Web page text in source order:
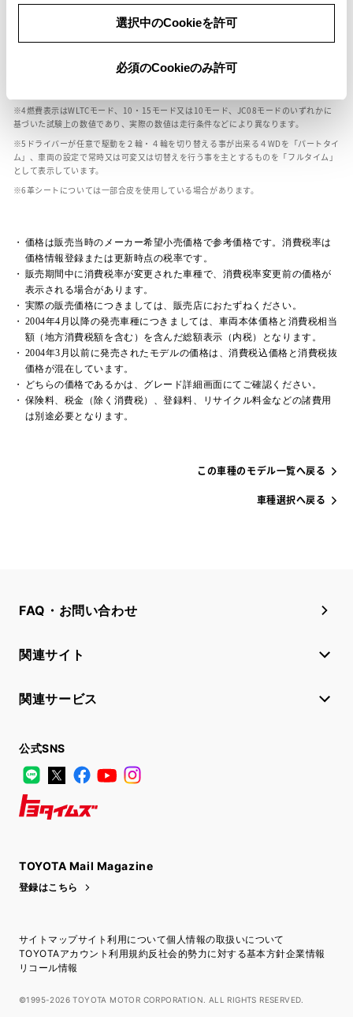
選択中のCookieを許可
必須のCookieのみ許可
ールベースが左右で数値が異なる場合がございます。
エンジン仕様により、×2の表記がしてある場合がございます。（ロータリーエンジ
車の種類、仕様により燃料タンクが二つある場合と異なる燃料タンクが二つある場
燃費表示はWLTCモード、10・15モード又は10モード、JC08モードのいずれかに
基づいた試験上の数値であり、実際の数値は走行条件などにより異なります。
ドライバーが任意で駆動を２輪・４輪を切り替える事が出来る４WDを「パートタイ
ム」、車両の設定で常時又は可変又は切替えを行う事を主とするものを「フルタイム」
として表示しています。
革シートについては一部合皮を使用している場合があります。
価格は販売当時のメーカー希望小売価格で参考価格です。消費税率は
価格情報登録または更新時点の税率です。
販売期間中に消費税率が変更された車種で、消費税率変更前の価格が
表示される場合があります。
実際の販売価格につきましては、販売店におたずねください。
2004年4月以降の発売車種につきましては、車両本体価格と消費税相当
額（地方消費税額を含む）を含んだ総額表示（内税）となります。
2004年3月以前に発売されたモデルの価格は、消費税込価格と消費税抜
価格が混在しています。
どちらの価格であるかは、グレード詳細画面にてご確認ください。
保険料、税金（除く消費税）、登録料、リサイクル料金などの諸費用
は別途必要となります。
この車種のモデル一覧へ戻る
車種選択へ戻る
FAQ・お問い合わせ
関連サイト
関連サービス
公式SNS
LINE
X FacebookYouTube
TOYOTA Mail Magazine
登録はこちら
サイトマップサイト利用について個人情報の取扱いについて
TOYOTAアカウント利用規約反社会的勢力に対する基本方針企業情報
リコール情報
©1995-2026 TOYOTA MOTOR CORPORATION. ALL RIGHTS RESERVED.